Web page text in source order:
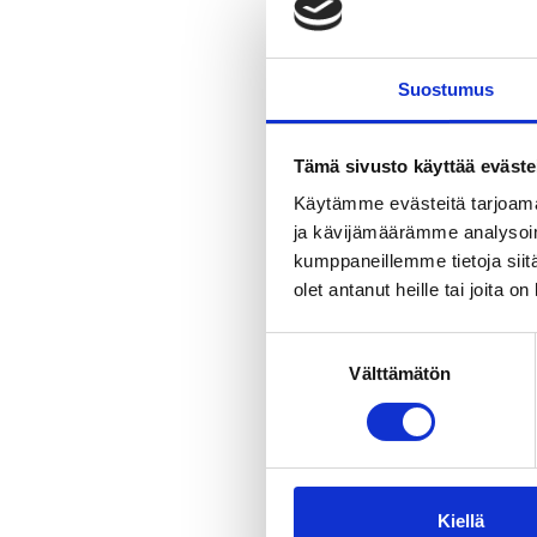
Suostumus
Tämä sivusto käyttää
Käytämme evästeitä
ja kävijämäärämme
kumppaneillemme tietoja
olet antanut heille tai joita
Välttämätön
Kiellä
Huvila
Asunnon
Keittiöstä
voit myös